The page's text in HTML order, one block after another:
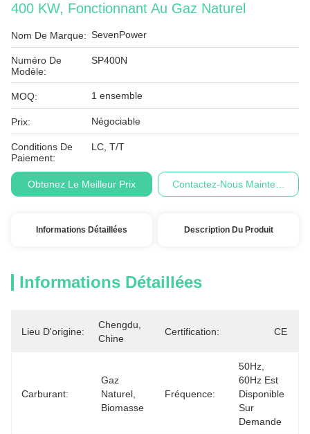
400 KW, Fonctionnant Au Gaz Naturel
Nom De Marque: SevenPower
Numéro De
Modèle:
SP400N
MOQ: 1 ensemble
Prix: Négociable
Conditions De
Paiement:
LC, T/T
Obtenez Le Meilleur Prix Contactez-Nous Maintenant
Informations Détaillées Description Du Produit
Informations Détaillées
Lieu D'origine:
Chengdu,
Chine
Certification: CE
Carburant:
Gaz
Naturel,
Biomasse
Fréquence:
50Hz,
60Hz Est
Disponible
Sur
Demande